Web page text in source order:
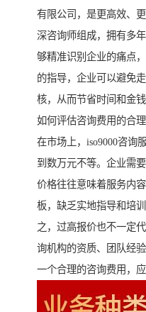
有限公司，是更高效、
深咨询师组成，拥有多
够精准识别企业的痛点
的指导，企业可以避免
核，从而节省时间和金钱
如何评估咨询费用的合理
在市场上，iso9000咨询
到数万元不等。企业需
价格往往意味着服务内
板，缺乏实地指导和培
之，过高报价也不一定
询机构的资质、团队经验
一个合理的咨询费用，